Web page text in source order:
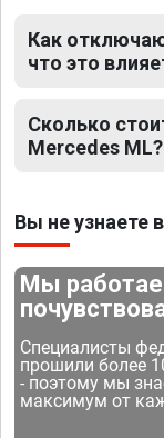
Как
что это
Сколько
Mercedes ML?
Вы не узнаете
Мы
Специалисты
прошили более
- поэтому мы
максимум от